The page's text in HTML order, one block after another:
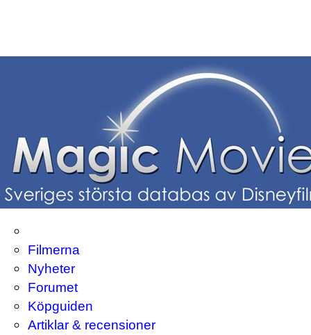
Filmerna
Nyheter
Forumet
Köpguiden
Artiklar & recensioner